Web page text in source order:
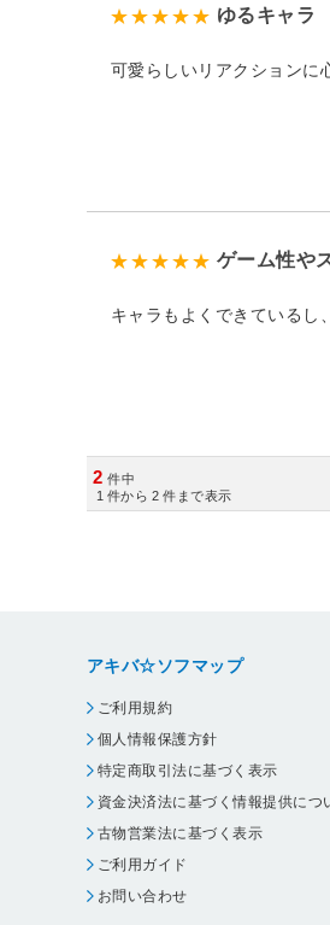
ゆるキャラ
可愛らしいリアクションに
ゲーム性や
キャラもよくできているし
2 件中
1 件から 2 件まで表示
アキバ☆ソフマップ
ご利用規約
個人情報保護方針
特定商取引法に基づく表示
資金決済法に基づく情報提供につ
古物営業法に基づく表示
ご利用ガイド
お問い合わせ